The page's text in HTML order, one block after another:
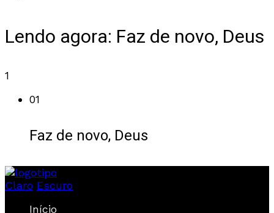
Lendo agora: Faz de novo, Deus
1
01
Faz de novo, Deus
Claro Escuro
Início